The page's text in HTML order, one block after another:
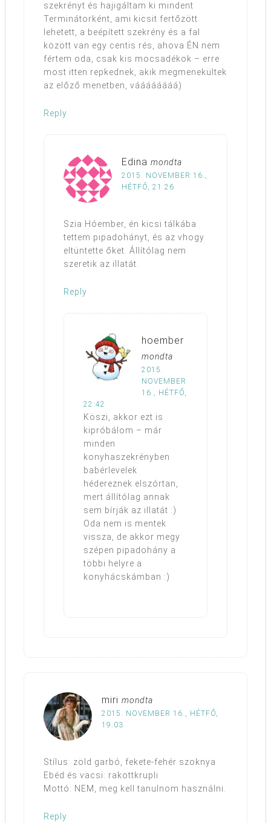
szekrényt és hajigáltam ki mindent
Terminátorként, ami kicsit fertőzött
lehetett, a beépített szekrény és a fal
között van egy centis rés, ahova ÉN nem
fértem oda, csak kis mocsadékok – erre
most itten repkednek, akik megmenekültek
az előző menetben, váááááááá)
Reply
Edina mondta
2015. NOVEMBER 16.,
HÉTFŐ, 21:26
Szia Hóember, én kicsi tálkába
tettem pipadohányt, és az vhogy
eltüntette őket. Állítólag nem
szeretik az illatát.
Reply
hoember
mondta
2015.
NOVEMBER
16., HÉTFŐ,
22:42
Köszi, akkor ezt is
kipróbálom – már
minden
konyhaszekrényben
babérlevelek
hédereznek elszórtan,
mert állítólag annak
sem bírják az illatát :)
Oda nem is mentek
vissza, de akkor megy
szépen pipadohány a
többi helyre a
konyhácskámban :)
miri mondta
2015. NOVEMBER 16., HÉTFŐ,
19:03
Stílus: zöld garbó, fekete-fehér szoknya
Ebéd és vacsi: rakottkrupli
Mottó: NEM, meg kell tanulnom használni.
Reply